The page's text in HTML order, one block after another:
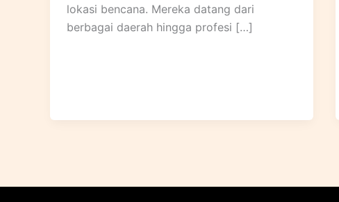
lokasi bencana. Mereka datang dari
berbagai daerah hingga profesi […]